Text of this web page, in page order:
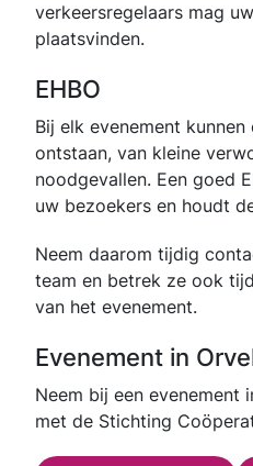
verkeersregelaars mag
plaatsvinden.
EHBO
Bij elk evenement
ontstaan, van kleine
noodgevallen. Een goed
uw bezoekers en houdt
Neem daarom tijdig
team en betrek ze ook
van het evenement.
Evenement in
Neem bij een evenement
met de Stichting